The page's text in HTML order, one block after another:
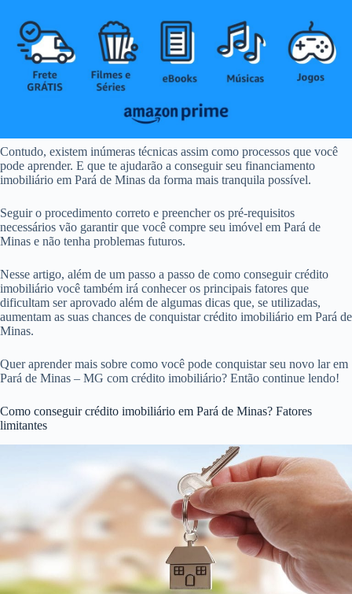
Contudo, existem inúmeras técnicas assim como processos que você
pode aprender. E que te ajudarão a conseguir seu financiamento
imobiliário em Pará de Minas da forma mais tranquila possível.
Seguir o procedimento correto e preencher os pré-requisitos
necessários vão garantir que você compre seu imóvel em Pará de
Minas e não tenha problemas futuros.
Nesse artigo, além de um passo a passo de como conseguir crédito
imobiliário você também irá conhecer os principais fatores que
dificultam ser aprovado além de algumas dicas que, se utilizadas,
aumentam as suas chances de conquistar crédito imobiliário em Pará de
Minas.
Quer aprender mais sobre como você pode conquistar seu novo lar em
Pará de Minas – MG com crédito imobiliário? Então continue lendo!
Como conseguir crédito imobiliário em Pará de Minas? Fatores
limitantes